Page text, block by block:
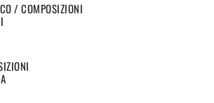
/ COMPOSIZIONI